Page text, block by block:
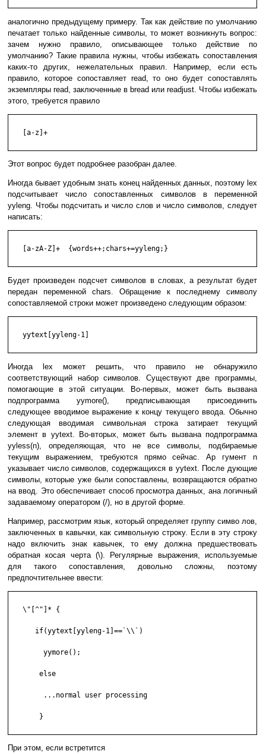
аналогично предыдущему примеру. Так как действие по умолчанию
печатает только найденные символы, то может возникнуть вопрос:
зачем нужно правило, описывающее только действие по
умолчанию? Такие правила нужны, чтобы избежать сопоставления
каких-то других, нежелательных правил. Например, если есть
правило, которое сопоставляет read, то оно будет сопоставлять
экземпляры read, заключенные в bread или readjust. Чтобы избежать
этого, требуется правило
   [a-z]+
Этот вопрос будет подробнее разобран далее.
Иногда бывает удобным знать конец найденных данных, поэтому lex
подсчитывает число сопоставленных символов в переменной
yyleng. Чтобы подсчитать и число слов и число символов, следует
написать:
   [a-zA-Z]+  {words++;chars+=yyleng;}
Будет произведен подсчет символов в словах, а результат будет
передан переменной chars. Обращение к последнему символу
сопоставляемой строки может произведено следующим образом:
   yytext[yyleng-1]
Иногда lex может решить, что правило не обнаружило
соответствующий набор символов. Существуют две программы,
помогающие в этой ситуации. Во-первых, может быть вызвана
подпрограмма yymore(), предписывающая присоединить
следующее вводимое выражение к концу текущего ввода. Обычно
следующая вводимая символьная строка затирает текущий
элемент в yytext. Во-вторых, может быть вызвана подпрограмма
yyless(n), определяющая, что не все символы, подбираемые
текущим выражением, требуются прямо сейчас. Ар гумент n
указывает число символов, содержащихся в yytext. После дующие
символы, которые уже были сопоставлены, возвращаются обратно
на ввод. Это обеспечивает способ просмотра данных, ана логичный
задаваемому оператором (/), но в другой форме.
Например, рассмотрим язык, который определяет группу симво лов,
заключенных в кавычки, как символьную строку. Если в эту строку
надо включить знак кавычек, то ему должна предшествовать
обратная косая черта (\). Регулярные выражения, используемые
для такого сопоставления, довольно сложны, поэтому
предпочтительнее ввести:
   \"[^"]* {
      if(yytext[yyleng-1]==`\\`)
        yymore();
       else
        ...normal user processing
       }
При этом, если встретится